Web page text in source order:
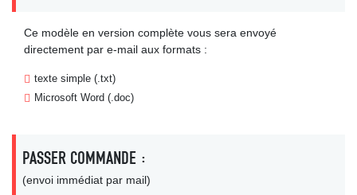
Ce modèle en version complète vous sera envoyé
directement par e-mail aux formats :
texte simple (.txt)
Microsoft Word (.doc)
PASSER COMMANDE :
(envoi immédiat par mail)